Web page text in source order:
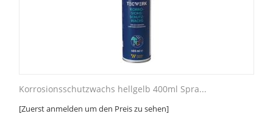
Korrosionsschutzwachs hellgelb 400ml Spra...
[Zuerst anmelden um den Preis zu sehen]